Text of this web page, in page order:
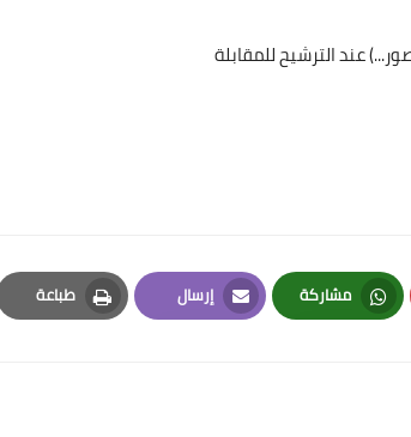
مشاركة
Whatsapp
إرسال
Email
طباعة
Print